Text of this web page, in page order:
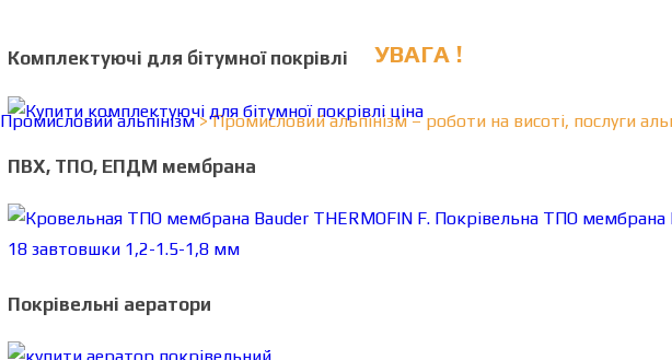
Комплектуючі для бітумної покрівлі
ПВХ, ТПО, ЕПДМ мембрана
Покрівельні аератори
УВАГА !
Промисловий альпінізм>Промисловий альпінізм – роботи на висоті, послуги